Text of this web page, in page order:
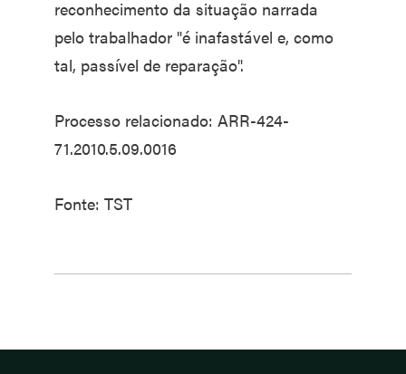
reconhecimento da situação narrada
pelo trabalhador "é inafastável e, como
tal, passível de reparação".
Processo relacionado: ARR-424-
71.2010.5.09.0016
Fonte: TST